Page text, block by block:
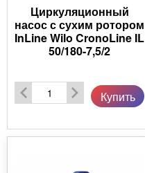
Циркуляционный
насос с сухим ротором
InLine Wilo CronoLine IL
50/180-7,5/2
Купить